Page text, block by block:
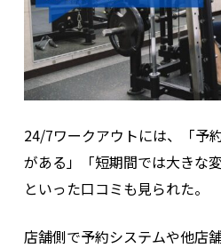
視して料金プランを設計しています
スタイルや目標に合わせて選べるよ
す。
トレーニング指導や食事サポートは
以上に「どれだけお客様に寄り添え
ではコミュニケーションも大切に
安」「ここが分からない」といった
とは遠慮なく伝えていただきたいと
内容へ調整しています。
24/7ワークアウトには、「予
がある」「短期間では大きな
といった口コミも見られた。
店舗側で予約システムや他店